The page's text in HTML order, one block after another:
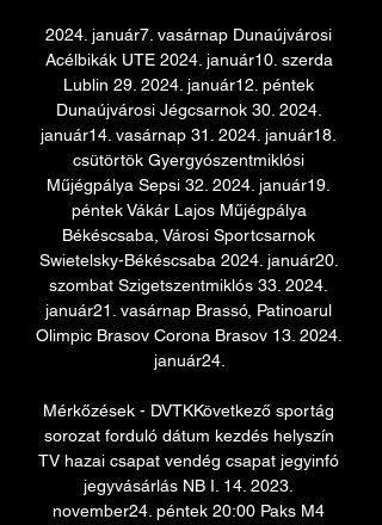
2024. január7. vasárnap Dunaújvárosi
Acélbikák UTE 2024. január10. szerda
Lublin 29. 2024. január12. péntek
Dunaújvárosi Jégcsarnok 30. 2024.
január14. vasárnap 31. 2024. január18.
csütörtök Gyergyószentmiklósi
Műjégpálya Sepsi 32. 2024. január19.
péntek Vákár Lajos Műjégpálya
Békéscsaba, Városi Sportcsarnok
Swietelsky-Békéscsaba 2024. január20.
szombat Szigetszentmiklós 33. 2024.
január21. vasárnap Brassó, Patinoarul
Olimpic Brasov Corona Brasov 13. 2024.
január24.
Mérkőzések - DVTKKövetkező sportág
sorozat forduló dátum kezdés helyszín
TV hazai csapat vendég csapat jegyinfó
jegyvásárlás NB I. 14. 2023.
november24. péntek 20:00 Paks M4